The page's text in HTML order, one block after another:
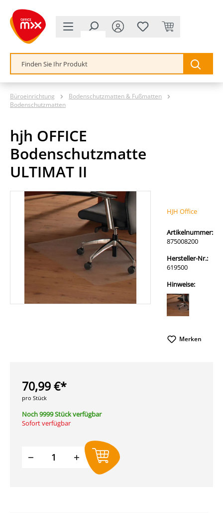
springen
Büroeinrichtung
Bodenschutzmatten & Fußmatten
Bodenschutzmatten
hjh OFFICE
Bodenschutzmatte
ULTIMAT II
Bildergalerie überspringen
HJH Office
Artikelnummer:
875008200
Hersteller-Nr.:
619500
Hinweise:
Merken
70,99 €*
pro Stück
Noch 9999 Stück verfügbar
Sofort verfügbar
Produkt Anzahl: Gib den